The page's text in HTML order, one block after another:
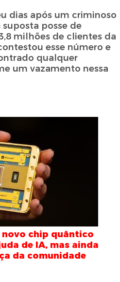
dias após um criminoso
posse de
milhões de clientes da
esse número e
qualquer
um vazamento nessa
chip quântico
de IA, mas ainda
da comunidade